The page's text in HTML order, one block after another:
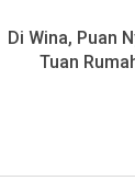
Di Wina, Puan
Tuan